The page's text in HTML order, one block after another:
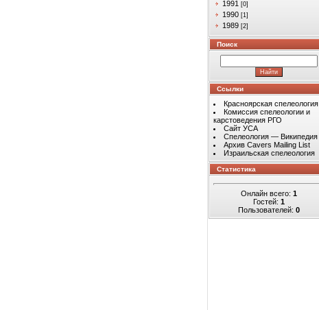
1991 [0]
1990 [1]
1989 [2]
Поиск
Ссылки
Красноярская спелеология
Комиссия спелеологии и
карстоведения РГО
Сайт УСА
Спелеология — Википедия
Архив Cavers Mailing List
Израильская спелеология
Статистика
Онлайн всего: 1
Гостей: 1
Пользователей: 0